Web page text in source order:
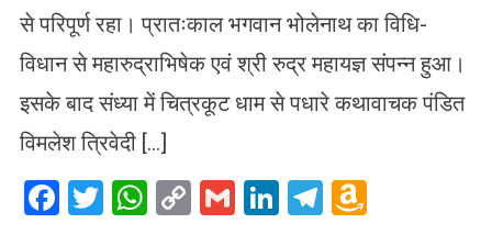
से परिपूर्ण रहा। प्रातःकाल भगवान भोलेनाथ का विधि-
विधान से महारुद्राभिषेक एवं श्री रुद्र महायज्ञ संपन्न हुआ।
इसके बाद संध्या में चित्रकूट धाम से पधारे कथावाचक पंडित
विमलेश त्रिवेदी […]
Facebook
Twitter
WhatsApp
CopyGmailLinkedIn
Telegram